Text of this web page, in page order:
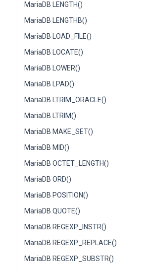
MariaDB LENGTH()
MariaDB LENGTHB()
MariaDB LOAD_FILE()
MariaDB LOCATE()
MariaDB LOWER()
MariaDB LPAD()
MariaDB LTRIM_ORACLE()
MariaDB LTRIM()
MariaDB MAKE_SET()
MariaDB MID()
MariaDB OCTET_LENGTH()
MariaDB ORD()
MariaDB POSITION()
MariaDB QUOTE()
MariaDB REGEXP_INSTR()
MariaDB REGEXP_REPLACE()
MariaDB REGEXP_SUBSTR()